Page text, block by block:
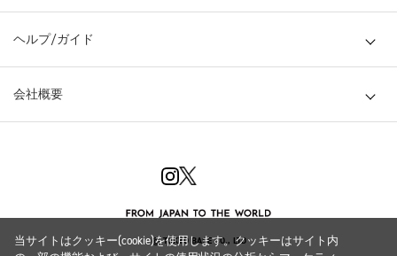
ヘルプ/ガイド
会社概要
© TOKYO BASE CO., LTD
当サイトはクッキー(cookie)を使用します。クッキーはサイト内